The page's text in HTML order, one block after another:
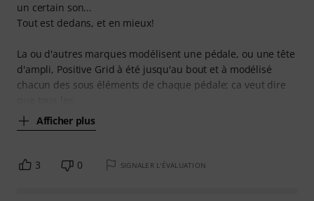
un certain son...
Tout est dedans, et en mieux!
La ou d'autres marques modélisent une pédale, ou une tête
d'ampli, Positive Grid à été jusqu'au bout et à modélisé
chacun des sous éléments de chaque pédale; ca veut dire
Afficher plus
3 0 SIGNALER L'ÉVALUATION